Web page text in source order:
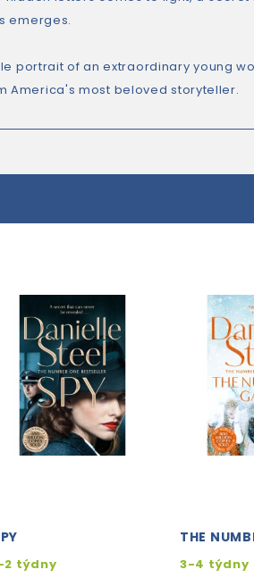
emerges.
portrait of an extraordinary young
America's most beloved storyteller.
2 týdny
THE
3-4 týdny